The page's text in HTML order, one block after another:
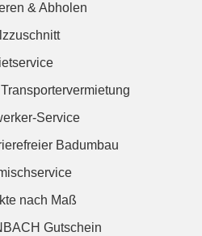
& Abholen
Service
Badumbau
nach Maß
Gutschein